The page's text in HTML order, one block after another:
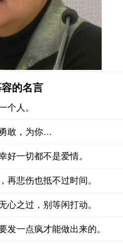
的名言
个人。
敢，为你…
好一切都不是爱情。
再悲伤也抵不过时间。
心之过，别等闲打动。
发一点疯才能做出来的。